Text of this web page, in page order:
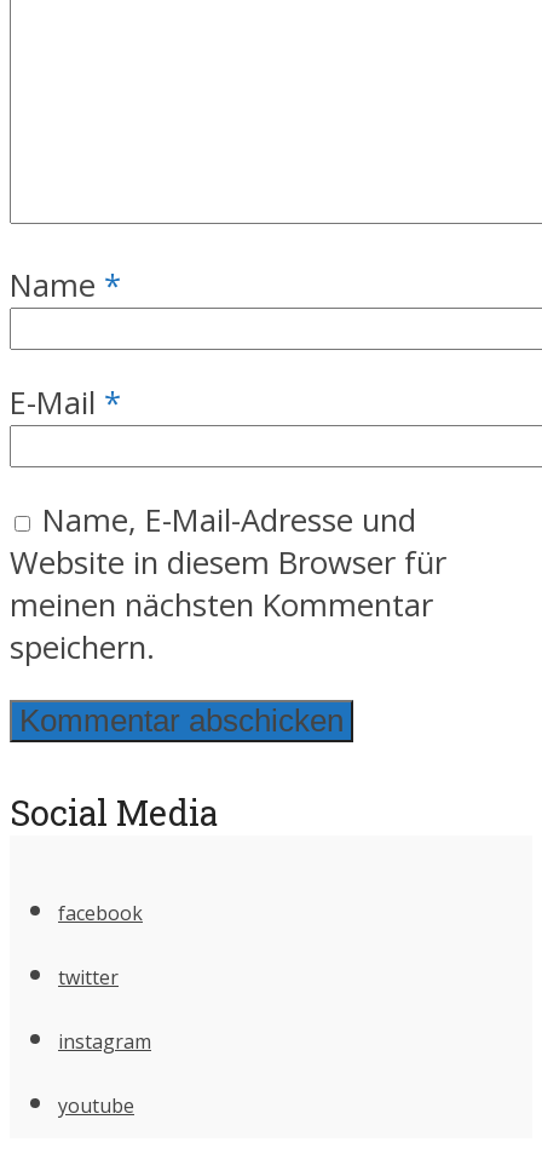
Name *
E-Mail *
Name, E-Mail-Adresse und
Website in diesem Browser für
meinen nächsten Kommentar
speichern.
Social Media
facebook
twitter
instagram
youtube